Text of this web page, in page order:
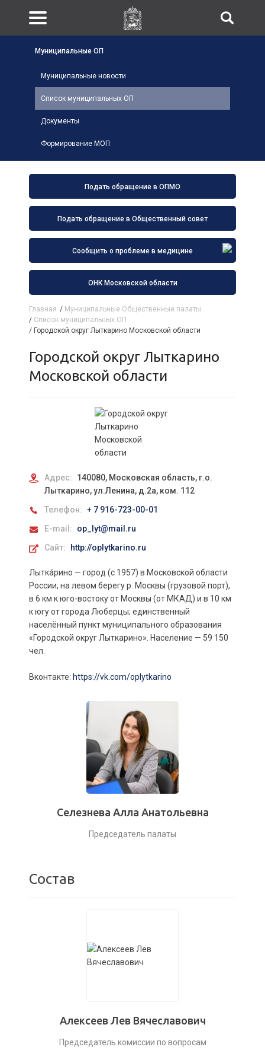
Подать обращение в ОПМО
Подать обращение в Общественный совет
Сообщить о проблеме в медицине
ОНК Московской области
Муниципальные ОП
Муниципальные новости
Список муниципальных ОП
Документы
Формирование МОП
Главная / Муниципальные Общественные палаты
/ Список муниципальных ОП
/ Городской округ Лыткарино Московской области
Городской округ Лыткарино
Московской области
Адрес:
140080, Московская область, г.о.
Лыткарино, ул.Ленина, д.2а, ком. 112
Телефон: + 7 916-723-00-01
E-mail:
op_lyt@mail.ru
Сайт:
http://oplytkarino.ru
Лытка́рино — город (с 1957) в Московской области
России, на левом берегу р. Москвы (грузовой порт),
в 6 км к юго-востоку от Москвы (от МКАД) и в 10 км
к югу от города Люберцы; единственный
населённый пункт муниципального образования
«Городской округ Лыткарино». Население — 59 150
чел.
Вконтакте: https://vk.com/oplytkarino
Селезнева Алла Анатольевна
Председатель палаты
Состав
Алексеев Лев Вячеславович
Председатель комиссии по вопросам